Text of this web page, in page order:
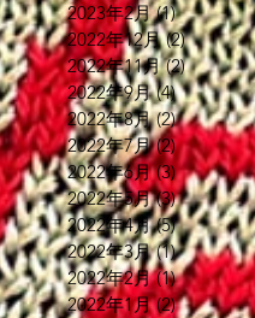
2023年2月 (1)1 篇文章
2022年12月 (2)2 篇文章
2022年11月 (2)2 篇文章
2022年9月 (4)4 篇文章
2022年8月 (2)2 篇文章
2022年7月 (2)2 篇文章
2022年6月 (3)3 篇文章
2022年5月 (3)3 篇文章
2022年4月 (5)5 篇文章
2022年3月 (1)1 篇文章
2022年2月 (1)1 篇文章
2022年1月 (2)2 篇文章